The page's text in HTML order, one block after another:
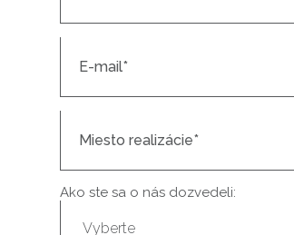
Ako ste sa o nás dozvedeli: